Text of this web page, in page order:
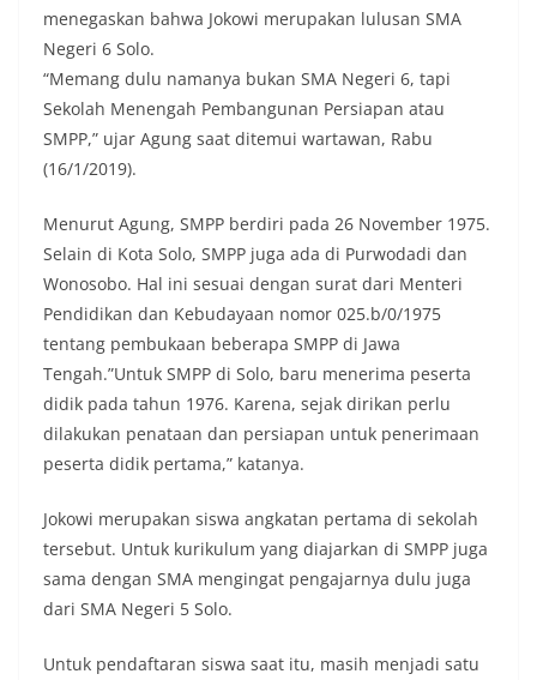
menegaskan bahwa Jokowi merupakan lulusan SMA
Negeri 6 Solo.
“Memang dulu namanya bukan SMA Negeri 6, tapi
Sekolah Menengah Pembangunan Persiapan atau
SMPP,” ujar Agung saat ditemui wartawan, Rabu
(16/1/2019).
Menurut Agung, SMPP berdiri pada 26 November 1975.
Selain di Kota Solo, SMPP juga ada di Purwodadi dan
Wonosobo. Hal ini sesuai dengan surat dari Menteri
Pendidikan dan Kebudayaan nomor 025.b/0/1975
tentang pembukaan beberapa SMPP di Jawa
Tengah.”Untuk SMPP di Solo, baru menerima peserta
didik pada tahun 1976. Karena, sejak dirikan perlu
dilakukan penataan dan persiapan untuk penerimaan
peserta didik pertama,” katanya.
Jokowi merupakan siswa angkatan pertama di sekolah
tersebut. Untuk kurikulum yang diajarkan di SMPP juga
sama dengan SMA mengingat pengajarnya dulu juga
dari SMA Negeri 5 Solo.
Untuk pendaftaran siswa saat itu, masih menjadi satu